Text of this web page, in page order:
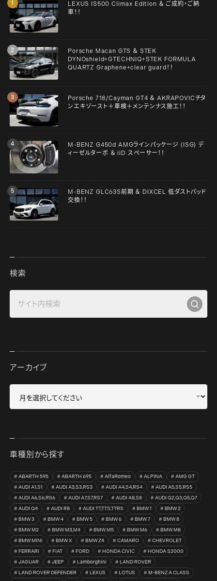
LEXUS IS500 Climax Edition ＆ ご成約・ご納
車！！
Porsche Macan GTS ＆ STEK
DYNOshield+GTECHNIQ+STEK FORMULA
QUARTZ Graphene+clear guard！！
Porsche 718/Cayman GT4 ＆ AKRAPOVICチタ
ンエキゾースト＋車検＋メンテンナス施工！！
M-BENZ G450d AMGラインパッケージ (ISG) デ
ィーゼルターボ ＆ iiD スペーサー！！
M-BENZ GLC63S前期 ＆ DIXCEL 低ダストパッド
交換！！
検索
アーカイブ
車種別から探す
ABARTH 595 ABARTH 695 AlfaRomeo ALPINA
AMG GT
AUDI A1,S1
AUDI A3,S3,RS3 AUDI A4,S4,RS4
AUDI A5,S5,RS5
AUDI A6,S6,RS6
AUDI A7,S7,RS7 AUDI A8,S8
AUDI Q2,Q3,Q5,Q7
AUDI Q4
AUDI R8 AUDI TT,TTS,TTRS BMW 1
BMW 2
BMW 3
BMW 4 BMW 5 BMW 6 BMW 7
BMW 8
BMW M2
BMW M3,M4 BMW M5 BMW M6
BMW M8
BMW MINI
BMW X BMW Z4 CAMARO
CHEVROLET
FERRARI
FIAT FORD HONDA CIVIC
HONDA S2000
JAGUAR
JEEP Lamborghini
LAND ROVER
LAND ROVER DEFENDER
LEXUS LOTUS
M-BENZ A CLASS